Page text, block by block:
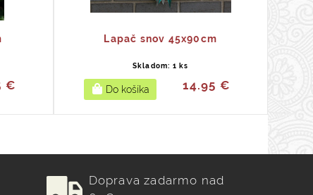
€
Lapač snov 45x90cm
Skladom: 1 ks
14.95 €
Doprava zadarmo nad